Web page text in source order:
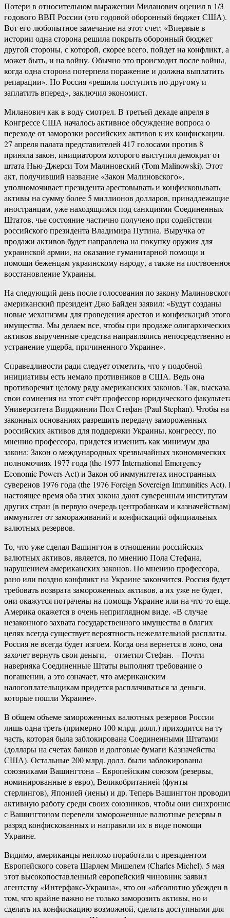
Потери в относительном выражении Миланович оценил в 1/3
годового ВВП России (это годовой оборонный бюджет США).
Вот его любопытное замечание на этот счет: «Впервые в
истории одна сторона решила покрыть оборонный бюджет
другой стороны, с которой, скорее всего, пойдет на конфликт, а
может быть, и на войну. Обычно это происходит после войны,
когда одна сторона потерпела поражение и должна выплатить
репарации». Но Россия «решила поступить по-другому и
заплатить вперед», заключил экономист.
Миланович как в воду смотрел. В третьей декаде апреля в
Конгрессе США началось активное обсуждение вопроса о
переходе от заморозки российских активов к их конфискации.
27 апреля палата представителей 417 голосами против 8
приняла закон, инициатором которого выступил демократ от
штата Нью-Джерси Том Малиновский (Tom Malinowski). Этот
акт, получивший название «Закон Малиновского»,
уполномочивает президента арестовывать и конфисковывать
активы на сумму более 5 миллионов долларов, принадлежащие
иностранцам, уже находящимся под санкциями Соединенных
Штатов, чье состояние частично получено при содействии
российского президента Владимира Путина. Выручка от
продажи активов будет направлена на покупку оружия для
украинской армии, на оказание гуманитарной помощи и
помощи беженцам украинскому народу, а также на
восстановление Украины.
На следующий день после голосования по закону
американский президент Джо Байден заявил: «Будут созданы
новые механизмы для проведения арестов и конфискаций этого
имущества. Мы делаем все, чтобы при продаже
активов вырученные средства направлялись непосредственно
устранение ущерба, причиненного Украине».
Справедливости ради следует отметить, что у подобной
инициативы есть немало противников в США. Ведь она
противоречит целому ряду американских законов. Так,
свои сомнения на этот счёт профессор юридического
Университета Вирджинии Пол Стефан (Paul Stephan). Чтобы на
законных основаниях разрешить передачу замороженных
российских активов для поддержки Украины, конгрессу, по
мнению профессора, придется изменить как минимум два
закона: Закон о международных чрезвычайных экономических
полномочиях 1977 года (the 1977 International Emergency
Economic Powers Act) и Закон об иммунитетах иностранных
суверенов 1976 года (the 1976 Foreign Sovereign Immunities Act).
настоящее время оба этих закона дают суверенным институтам
других стран (в первую очередь центробанкам и казначействам)
иммунитет от замораживаний и конфискаций официальных
валютных резервов.
То, что уже сделал Вашингтон в отношении российских
валютных активов, является, по мнению Пола Стефана,
нарушением американских законов. По мнению профессора,
рано или поздно конфликт на Украине закончится. Россия будет
требовать возврата замороженных активов, а их уже не будет,
они окажутся потрачены на помощь Украине или на что-то еще.
Америка окажется в очень неприглядном виде. «В случае
незаконного захвата государственного имущества в благих
целях всегда существует вероятность нежелательной расплаты.
Россия не всегда будет изгоем. Когда она вернется в лоно, она
захочет вернуть свои деньги, – отметил Стефан. – Почти
наверняка Соединенные Штаты выполнят требование о
погашении, а это означает, что американским
налогоплательщикам придется расплачиваться за деньги,
которые пошли Украине».
В общем объеме замороженных валютных резервов России
лишь одна треть (примерно 100 млрд. долл.) приходится на ту
часть, которая была заблокирована Соединенными Штатами
(доллары на счетах банков и долговые бумаги Казначейства
США). Остальные 200 млрд. долл. были заблокированы
союзниками Вашингтона – Европейским союзом (резервы,
номинированные в евро), Великобританией (фунты
стерлингов), Японией (иены) и др. Теперь Вашингтон
активную работу среди своих союзников, чтобы они
с Вашингтоном перевели замороженные валютные резервы в
разряд конфискованных и направили их в виде помощи
Украине.
Видимо, американцы неплохо поработали с президентом
Европейского совета Шарлем Мишелем (Charles Michel). 5 мая
этот высокопоставленный европейский чиновник заявил
агентству «Интерфакс-Украина», что он «абсолютно убежден в
том, что крайне важно не только заморозить активы, но и
сделать их конфискацию возможной, сделать доступными для